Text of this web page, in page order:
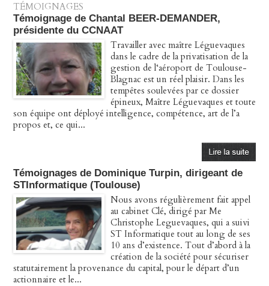
TÉMOIGNAGES
Témoignage de Chantal BEER-DEMANDER,
présidente du CCNAAT
Travailler avec maître Léguevaques
dans le cadre de la privatisation de la
gestion de l‘aéroport de Toulouse-
Blagnac est un réel plaisir. Dans les
tempêtes soulevées par ce dossier
épineux, Maître Léguevaques et toute
son équipe ont déployé intelligence, compétence, art de l’a
propos et, ce qui...
Témoignages de Dominique Turpin, dirigeant de
STInformatique (Toulouse)
Nous avons régulièrement fait appel
au cabinet Clé, dirigé par Me
Christophe Leguevaques, qui a suivi
ST Informatique tout au long de ses
10 ans d’existence. Tout d’abord à la
création de la société pour sécuriser
statutairement la provenance du capital, pour le départ d’un
actionnaire et le...